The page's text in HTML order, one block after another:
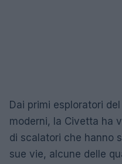
Dai primi esploratori
moderni, la Civetta ha
di scalatori che hanno
sue vie, alcune delle